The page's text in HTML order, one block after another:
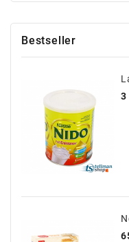
Bestseller
3